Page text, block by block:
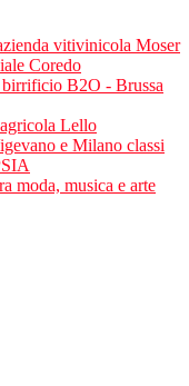
vitivinicola Moser
Coredo
B2O - Brussa
Lello
e Milano classi
moda, musica e arte